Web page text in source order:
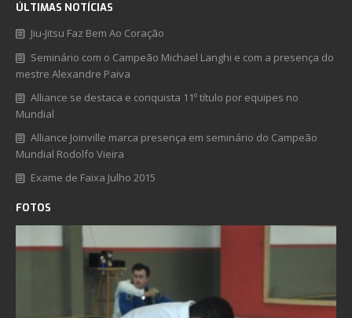
ÚLTIMAS NOTÍCIAS
Jiu-Jitsu Faz Bem Ao Coração
Seminário com o Campeão Michael Langhi e com a presença do
mestre Alexandre Paiva
Alliance se destaca e conquista 11º título por equipes no
Mundial
Alliance Joinville marca presença em seminário do Campeão
Mundial Rodolfo Vieira
Exame de Faixa Julho 2015
FOTOS